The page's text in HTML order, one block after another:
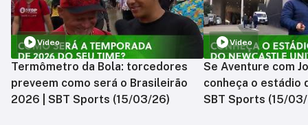
Vídeo
Termômetro da Bola: torcedores
preveem como será o Brasileirão
2026 | SBT Sports (15/03/26)
Vídeo
Se Aventure com
conheça o estádio
SBT Sports (15/